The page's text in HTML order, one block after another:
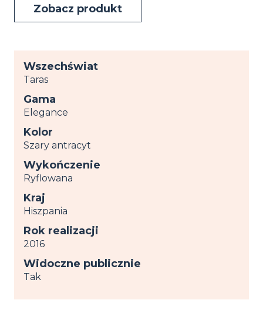
Zobacz produkt
Wszechświat
Taras
Gama
Elegance
Kolor
Szary antracyt
Wykończenie
Ryflowana
Kraj
Hiszpania
Rok realizacji
2016
Widoczne publicznie
Tak